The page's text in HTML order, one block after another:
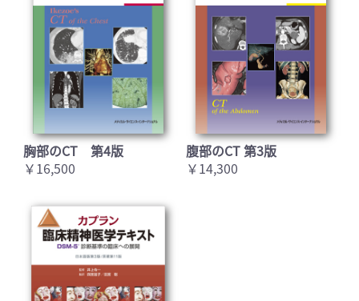
胸部のCT 第4版
￥16,500
腹部のCT 第3版
￥14,300